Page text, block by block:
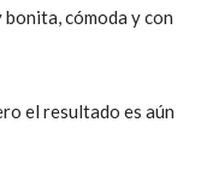
cómoda y con
el resultado es aún